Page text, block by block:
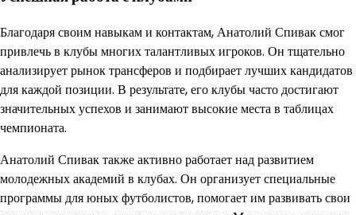
Благодаря своим навыкам и контактам, Анатолий Спивак смог
привлечь в клубы многих талантливых игроков. Он тщательно
анализирует рынок трансферов и подбирает лучших кандидатов
для каждой позиции. В результате, его клубы часто достигают
значительных успехов и занимают высокие места в таблицах
чемпионата.
Анатолий Спивак также активно работает над развитием
молодежных академий в клубах. Он организует специальные
программы для юных футболистов, помогает им развивать свои